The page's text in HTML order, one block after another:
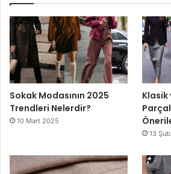
Sokak Modasının 2025
Trendleri Nelerdir?
10 Mart 2025
Klasik
13